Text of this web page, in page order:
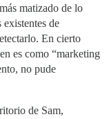
matizado de lo
existentes de
En cierto
es como “marketing
no pude
de Sam,